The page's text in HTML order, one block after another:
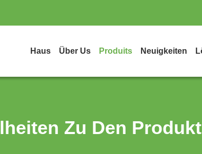
Haus Über Us Produits Neuigkeiten
Zu Den